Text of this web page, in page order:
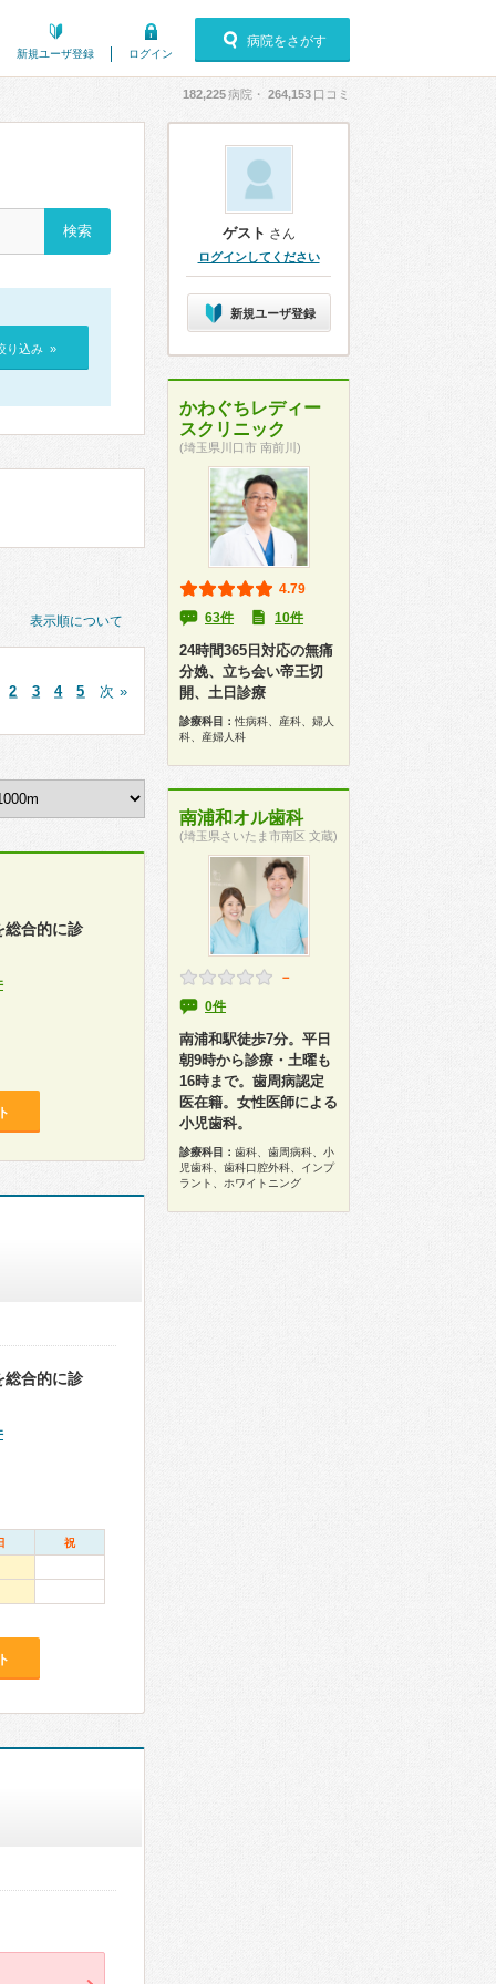
新規ユーザ登録 ログイン
病院をさがす
182,225病院・ 264,153 口コミ
り込み »
表示順について
2 3 4 5 次 »
総合的に診
総合的に診
祝
ゲスト さん
ログインしてください
新規ユーザ登録
かわぐちレディー
スクリニック
(埼玉県川口市 南前川)
4.79
63件
10件
24時間365日対応の無痛
分娩、立ち会い帝王切
開、土日診療
診療科目： 性病科、産科、婦人
科、産婦人科
南浦和オル歯科
(埼玉県さいたま市南区 文蔵)
－
0件
南浦和駅徒歩7分。平日
朝9時から診療・土曜も
16時まで。歯周病認定
医在籍。女性医師による
小児歯科。
診療科目： 歯科、歯周病科、小
児歯科、歯科口腔外科、インプ
ラント、ホワイトニング